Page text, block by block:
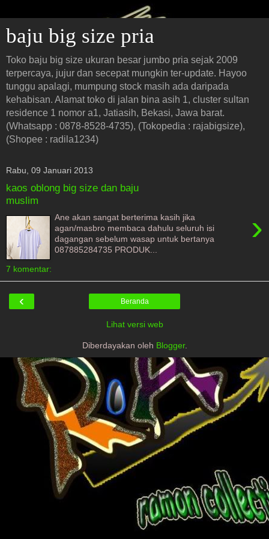
baju big size pria
Toko baju big size ukuran besar jumbo pria sejak 2009
terpercaya, jujur dan secepat mungkin ter-update. Hayoo
tunggu apalagi, mumpung stock masih ada daripada
kehabisan. Alamat toko di jalan bina asih 1, cluster sultan
residence 1 nomor a1, Jatiasih, Bekasi, Jawa barat.
(Whatsapp : 0878-8528-4735), (Tokopedia : rajabigsize),
(Shopee : radila1234)
Rabu, 09 Januari 2013
kaos oblong big size dan baju
muslim
›
Ane akan sangat berterima kasih jika
agan/masbro membaca dahulu seluruh isi
dagangan sebelum wasap untuk bertanya
087885284735 PRODUK...
7 komentar:
‹ Beranda
Lihat versi web
Diberdayakan oleh Blogger.